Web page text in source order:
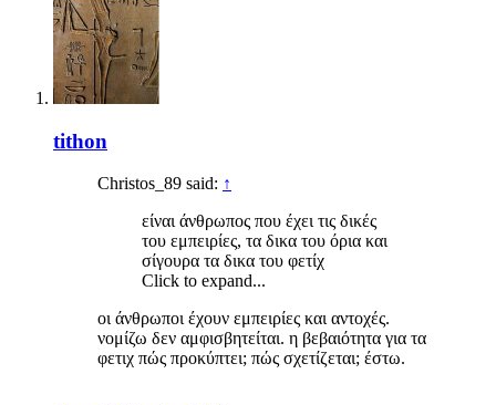
tithon
Christos_89 said: ↑
είναι άνθρωπος που έχει τις δικές
του εμπειρίες, τα δικα του όρια και
σίγουρα τα δικα του φετίχ
Click to expand...
οι άνθρωποι έχουν εμπειρίες και αντοχές.
νομίζω δεν αμφισβητείται. η βεβαιότητα για τα
φετιχ πώς προκύπτει; πώς σχετίζεται; έστω.